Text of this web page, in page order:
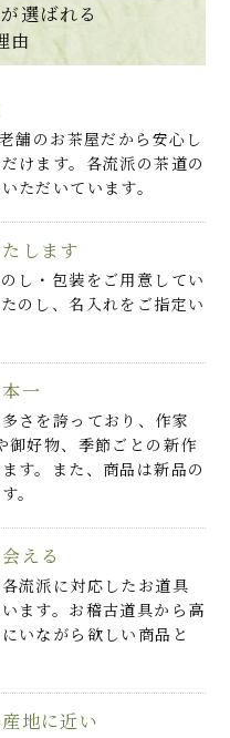
選ばれる
由
舗のお茶屋だから安心し
けます。各流派の茶道の
ただいています。
します
し・包装をご用意してい
のし、名入れをご指定い
一
さを誇っており、作家
御好物、季節ごとの新作
す。また、商品は新品の
。
える
流派に対応したお道具
ます。お稽古道具から高
いながら欲しい商品と
地に近い